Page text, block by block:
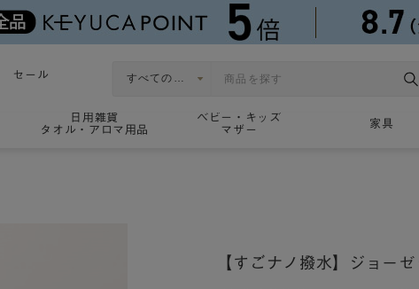
セール
日用雑貨
タオル・アロマ用品
ベビー・キッズ
マザー
家具
【すごナノ撥水】ジョー